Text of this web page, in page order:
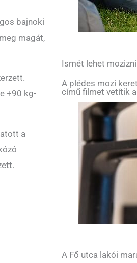
bajnoki
magát,
+90 kg-
a
Ismét lehet
A plédes mozi
című filmet vetítik
A Fő utca lakói